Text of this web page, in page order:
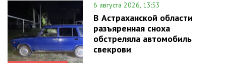
6 августа 2026, 13:53
В Астраханской области
разъяренная сноха
обстреляла автомобиль
свекрови